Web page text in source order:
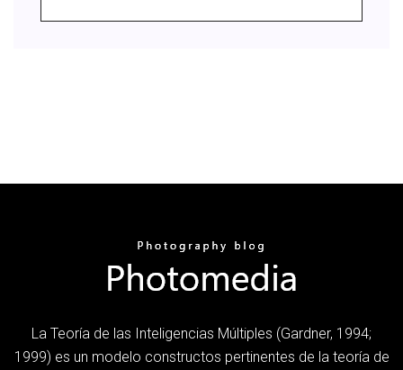
La Teoría de las Inteligencias Múltiples (Gardner, 1994;
1999) es un modelo constructos pertinentes de la teoría de